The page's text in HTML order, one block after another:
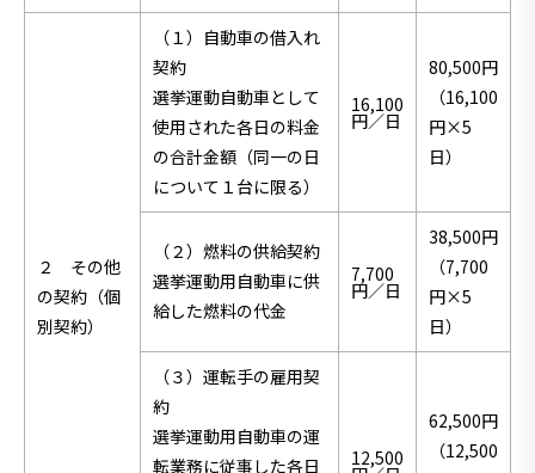
２ その他
の契約（個
別契約）
（１）自動車の借入れ
契約
選挙運動自動車として
使用された各日の料金
の合計金額（同一の日
について１台に限る）
16,100
円／日
80,500円
（16,100
円×5
日）
（２）燃料の供給契約
選挙運動用自動車に供
給した燃料の代金
7,700
円／日
38,500円
（7,700
円×5
日）
（３）運転手の雇用契
約
選挙運動用自動車の運
転業務に従事した各日
12,500
62,500円
（12,500